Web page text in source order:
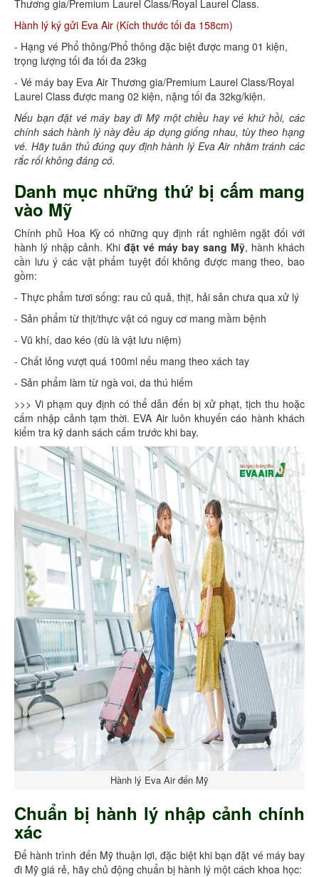
Thương gia/Premium Laurel Class/Royal Laurel Class.
Hành lý ký gửi Eva Air (Kích thước tối đa 158cm)
- Hạng vé Phổ thông/Phổ thông đặc biệt được mang 01 kiện,
trọng lượng tối đa tối đa 23kg
- Vé máy bay Eva Air Thương gia/Premium Laurel Class/Royal
Laurel Class được mang 02 kiện, nặng tối đa 32kg/kiện.
Nếu bạn đặt vé máy bay đi Mỹ một chiều hay vé khứ hồi, các
chính sách hành lý này đều áp dụng giống nhau, tùy theo hạng
vé. Hãy tuân thủ đúng quy định hành lý Eva Air nhằm tránh các
rắc rối không đáng có.
Danh mục những thứ bị cấm mang
vào Mỹ
Chính phủ Hoa Kỳ có những quy định rất nghiêm ngặt đối với
hành lý nhập cảnh. Khi đặt vé máy bay sang Mỹ, hành khách
cần lưu ý các vật phẩm tuyệt đối không được mang theo, bao
gồm:
- Thực phẩm tươi sống: rau củ quả, thịt, hải sản chưa qua xử lý
- Sản phẩm từ thịt/thực vật có nguy cơ mang mầm bệnh
- Vũ khí, dao kéo (dù là vật lưu niệm)
- Chất lỏng vượt quá 100ml nếu mang theo xách tay
- Sản phẩm làm từ ngà voi, da thú hiếm
>>> Vi phạm quy định có thể dẫn đến bị xử phạt, tịch thu hoặc
cấm nhập cảnh tạm thời. EVA Air luôn khuyến cáo hành khách
kiểm tra kỹ danh sách cấm trước khi bay.
Hành lý Eva Air đến Mỹ
Chuẩn bị hành lý nhập cảnh chính
xác
Để hành trình đến Mỹ thuận lợi, đặc biệt khi bạn đặt vé máy bay
đi Mỹ giá rẻ, hãy chủ động chuẩn bị hành lý một cách khoa học: